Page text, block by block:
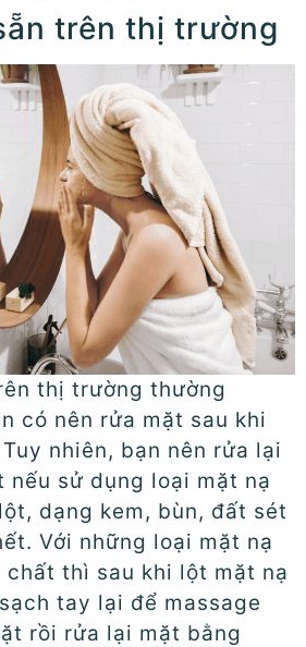
trên thị trường
thị trường thường
có nên rửa mặt sau khi
nhiên, bạn nên rửa lại
nếu sử dụng loại mặt nạ
dạng kem, bùn, đất sét
Với những loại mặt nạ
thì sau khi lột mặt nạ
tay lại để massage
rồi rửa lại mặt bằng